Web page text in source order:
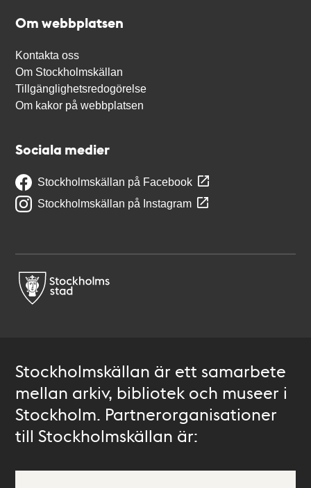
Om webbplatsen
Kontakta oss
Om Stockholmskällan
Tillgänglighetsredogörelse
Om kakor på webbplatsen
Sociala medier
Stockholmskällan på Facebook
Stockholmskällan på Instagram
Stockholmskällan är ett samarbete
mellan arkiv, bibliotek och museer i
Stockholm. Partnerorganisationer
till Stockholmskällan är: